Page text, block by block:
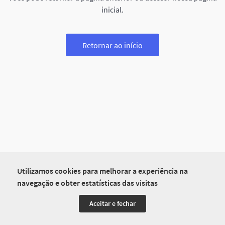
Utilizamos cookies para melhorar a experiência na
navegação e obter estatísticas das visitas
Aceitar e fechar
inicial.
Retornar ao início